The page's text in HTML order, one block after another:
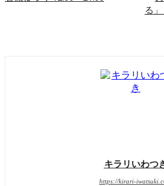
る
キラリいわつ
https://kirari-